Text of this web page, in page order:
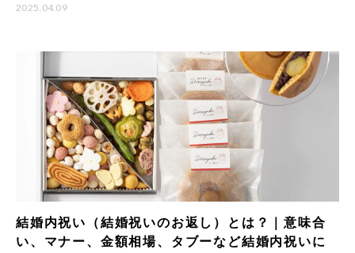
ます。
2025.04.09
結婚内祝い（結婚祝いのお返し）とは？｜意味合
い、マナー、金額相場、タブーなど結婚内祝いに